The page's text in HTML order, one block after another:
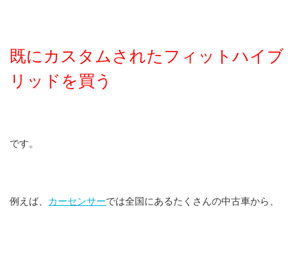
既にカスタムされたフィットハイブ
リッドを買う
です。
例えば、 カーセンサーでは全国にあるたくさんの中古車から、